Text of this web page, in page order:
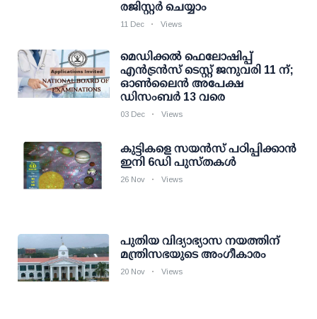
രജിസ്റ്റർ ചെയ്യാം
11 Dec Views
മെഡിക്കല്‍ ഫെലോഷിപ്പ്
എന്‍ട്രന്‍സ് ടെസ്റ്റ് ജനുവരി 11 ന്;
ഓണ്‍ലൈന്‍ അപേക്ഷ
ഡിസംബര്‍ 13 വരെ
03 Dec Views
കുട്ടികളെ സയന്‍സ് പഠിപ്പിക്കാന്‍
ഇനി 6ഡി പുസ്തകൾ
26 Nov Views
പുതിയ വിദ്യാഭ്യാസ നയത്തിന്
മന്ത്രിസഭയുടെ അംഗീകാരം
20 Nov Views